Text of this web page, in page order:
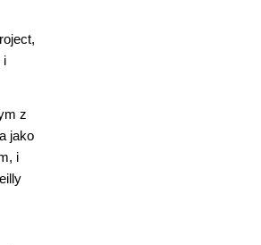
i
z
jako
i